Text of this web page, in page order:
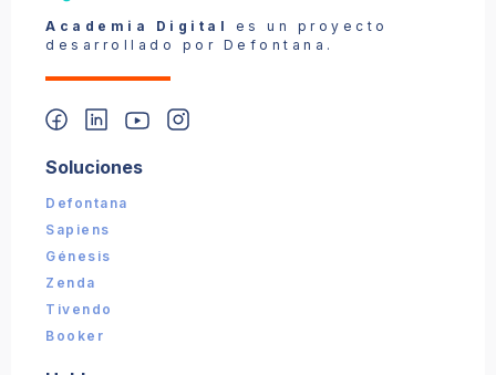
📎 Captura (opcional):
Academia Digital
es un proyecto
desarrollado por Defontana.
Soluciones
Defontana
Sapiens
Génesis
Zenda
Tivendo
Booker